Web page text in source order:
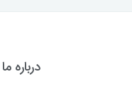
درباره ما